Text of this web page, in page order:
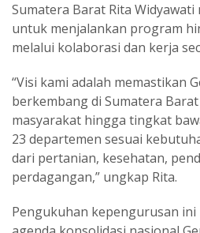
Sumatera Barat Rita
untuk menjalankan program
melalui kolaborasi dan kerja
“Visi kami adalah memastikan
berkembang di Sumatera
masyarakat hingga tingkat
23 departemen sesuai
dari pertanian, kesehatan,
perdagangan,” ungkap Rita.
Pengukuhan kepengurusan ini